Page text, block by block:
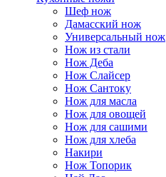
Шеф нож
Дамасский нож
Универсальный нож
Нож из стали
Нож Деба
Нож Слайсер
Нож Сантоку
Нож для масла
Нож для овощей
Нож для сашими
Нож для хлеба
Накири
Нож Топорик